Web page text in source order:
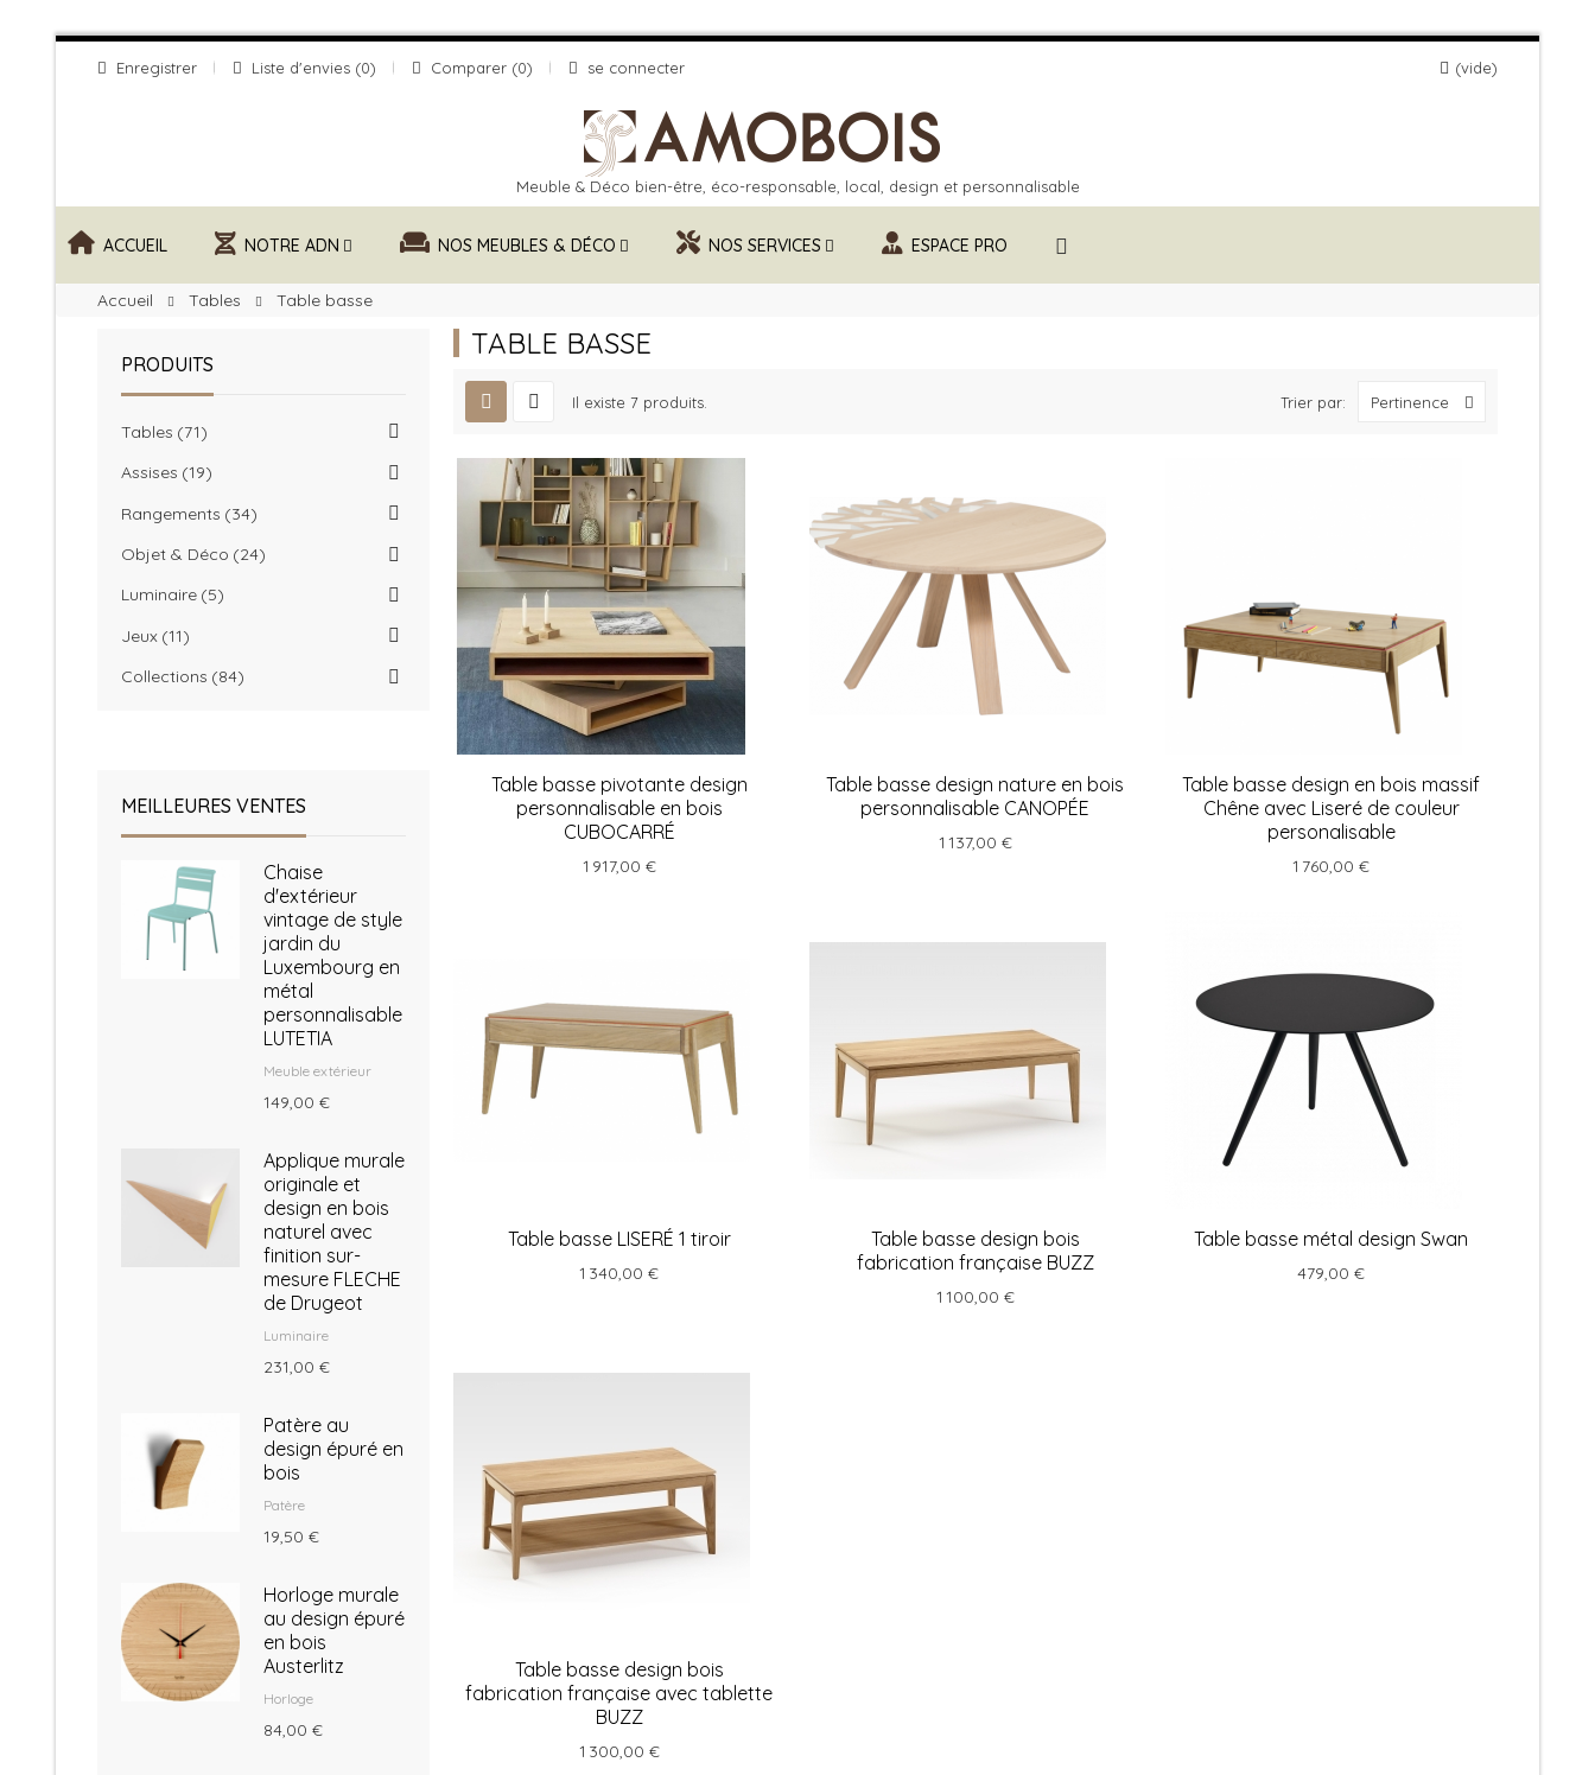
Enregistrer Liste d'envies 0 Comparer 0 se connecter vide
Meuble & Déco bien-être, éco-responsable, local, design et personnalisable
ACCUEIL NOTRE ADN NOS MEUBLES & DÉCO NOS SERVICES ESPACE PRO
Accueil Tables Table basse
PRODUITS
Tables
71
Assises 19
Rangements
34
Objet & Déco
24
Luminaire 5
Jeux 11
Collections
84
MEILLEURES VENTES
Chaise
d'extérieur
vintage de style
jardin du
Luxembourg en
métal
personnalisable
LUTETIA
Meuble extérieur
149,00 €
Applique murale
originale et
design en bois
naturel avec
finition sur-
mesure FLECHE
de Drugeot
Luminaire
231,00 €
Patère au
design épuré en
bois
Patère
19,50 €
Horloge murale
au design épuré
en bois
Austerlitz
Horloge
84,00 €
TABLE BASSE
Il existe 7 produits. Trier par: Pertinence
Table basse pivotante design
personnalisable en bois
CUBOCARRÉ
1 917,00 €
Table basse design nature en bois
personnalisable CANOPÉE
1 137,00 €
Table basse design en bois massif
Chêne avec Liseré de couleur
personalisable
1 760,00 €
Table basse LISERÉ 1 tiroir
1 340,00 €
Table basse design bois
fabrication française BUZZ
1 100,00 €
Table basse métal design Swan
479,00 €
Table basse design bois
fabrication française avec tablette
BUZZ
1 300,00 €